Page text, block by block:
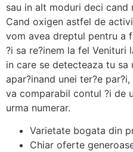
sau in alt moduri deci cand
Cand oxigen astfel de
vom avea dreptul pentru a
?i sa re?inem la fel Venituri
in care se detecteaza tu sa
apar?inand unei ter?e
va comparabil contul ?i de
urma numerar.
Varietate bogata din
Chiar oferte